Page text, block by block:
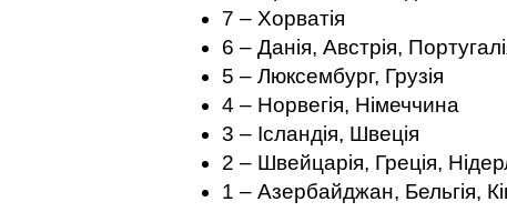
7 – Хорватія
6 – Данія, Австрія,
5 – Люксембург, Грузія
4 – Норвегія, Німеччина
3 – Ісландія, Швеція
2 – Швейцарія, Греція,
1 – Азербайджан, Бельгія,